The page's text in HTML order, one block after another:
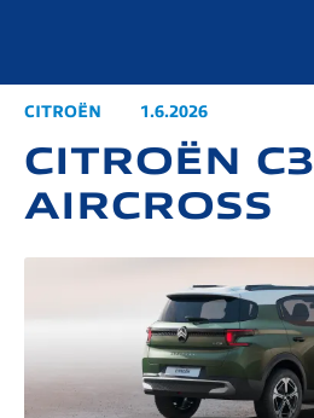
CITROËN 1.6.2026
CITROËN C3
AIRCROSS